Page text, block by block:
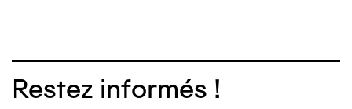
Restez informés !